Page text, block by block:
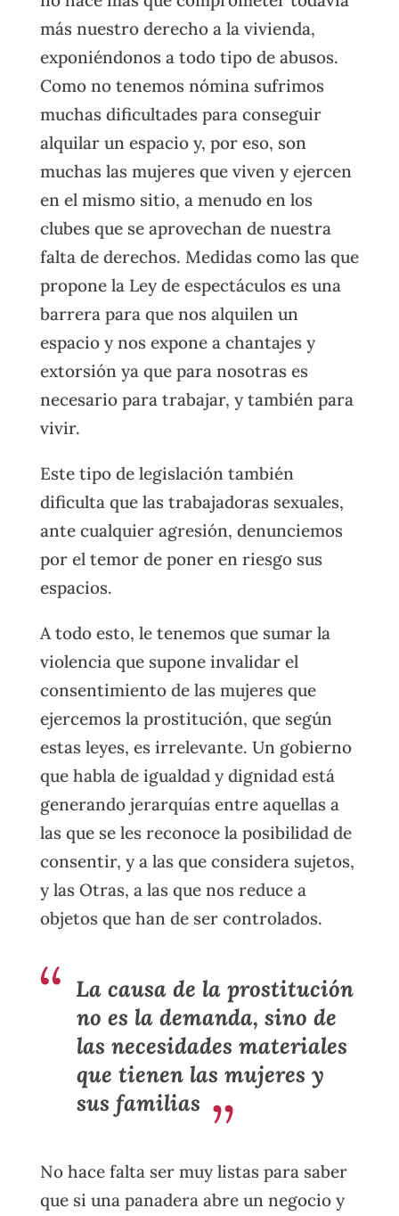
más nuestro derecho a la vivienda,
exponiéndonos a todo tipo de abusos.
Como no tenemos nómina sufrimos
muchas dificultades para conseguir
alquilar un espacio y, por eso, son
muchas las mujeres que viven y ejercen
en el mismo sitio, a menudo en los
clubes que se aprovechan de nuestra
falta de derechos. Medidas como las que
propone la Ley de espectáculos es una
barrera para que nos alquilen un
espacio y nos expone a chantajes y
extorsión ya que para nosotras es
necesario para trabajar, y también para
vivir.
Este tipo de legislación también
dificulta que las trabajadoras sexuales,
ante cualquier agresión, denunciemos
por el temor de poner en riesgo sus
espacios.
A todo esto, le tenemos que sumar la
violencia que supone invalidar el
consentimiento de las mujeres que
ejercemos la prostitución, que según
estas leyes, es irrelevante. Un gobierno
que habla de igualdad y dignidad está
generando jerarquías entre aquellas a
las que se les reconoce la posibilidad de
consentir, y a las que considera sujetos,
y las Otras, a las que nos reduce a
objetos que han de ser controlados.
La causa de la prostitución
no es la demanda, sino de
las necesidades materiales
que tienen las mujeres y
sus familias
No hace falta ser muy listas para saber
que si una panadera abre un negocio y